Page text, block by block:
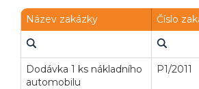
Název zakázky Číslo
Dodávka 1 ks nákladního
automobilu
P1/2011